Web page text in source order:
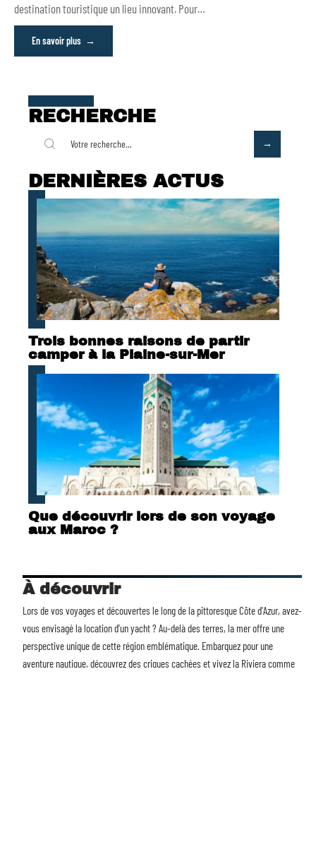
destination touristique un lieu innovant. Pour…
En savoir plus
RECHERCHE
DERNIÈRES ACTUS
Trois bonnes raisons de partir
camper à la Plaine-sur-Mer
Que découvrir lors de son voyage
aux Maroc ?
À découvrir
Lors de vos voyages et découvertes le long de la pittoresque Côte d'Azur, avez-
vous envisagé lalocation d'un yacht? Au-delà des terres, la mer offre une
perspective unique de cette région emblématique. Embarquez pour une
aventure nautique, découvrez des criques cachées et vivez la Riviera comme